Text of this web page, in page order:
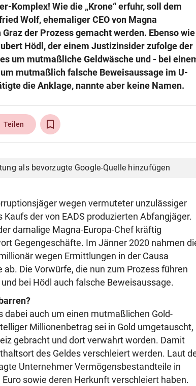
Komplex! Wie die „Krone“ erfuhr, soll dem
Wolf, ehemaliger CEO von Magna
der Prozess gemacht werden. Ebenso wie
Hödl, der einem Justizinsider zufolge der
um mutmaßliche Geldwäsche und - bei
mutmaßlich falsche Beweisaussage im U-
die Anklage, nannte aber keine Namen.
Teilen
als bevorzugte Google-Quelle hinzufügen
wegen vermuteter unzulässiger
der von EADS produzierten Abfangjäger.
damalige Magna-Europa-Chef kräftig
Gegengeschäfte. Im Jänner 2020 nahmen
wegen Ermittlungen in der Causa
Die Vorwürfe, die nun zum Prozess führen
bei Hödl auch falsche Beweisaussage.
dabei auch um einen mutmaßlichen Gold-
Millionenbetrag sei in Gold umgetauscht,
gebracht und dort verwahrt worden. Damit
des Geldes verschleiert werden. Laut
Unternehmer Vermögensbestandteile in
sowie deren Herkunft verschleiert haben.